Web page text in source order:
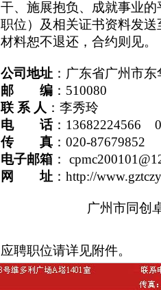
干、施展抱负、成就事业
职位）及相关证书资料发
材料恕不退还，合约则见。
公司地址：广东省广州市东
邮 编：510080
联 系 人 ：李秀玲
电 话：13682224566
传 真：020-87679852
电子邮箱：
网址： http://
广州市同创
应聘职位请详见附件。